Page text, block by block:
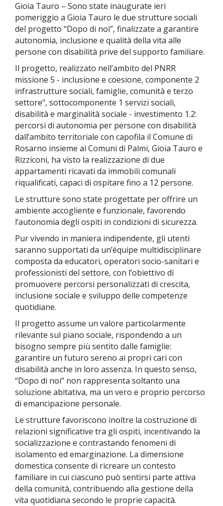
Gioia Tauro – Sono state inaugurate ieri
pomeriggio a Gioia Tauro le due strutture sociali
del progetto “Dopo di noi”, finalizzate a garantire
autonomia, inclusione e qualità della vita alle
persone con disabilità prive del supporto familiare.
Il progetto, realizzato nell’ambito del PNRR
missione 5 - inclusione e coesione, componente 2
infrastrutture sociali, famiglie, comunità e terzo
settore", sottocomponente 1 servizi sociali,
disabilità e marginalità sociale - investimento 1.2:
percorsi di autonomia per persone con disabilità
dall’ambito territoriale con capofila il Comune di
Rosarno insieme ai Comuni di Palmi, Gioia Tauro e
Rizziconi, ha visto la realizzazione di due
appartamenti ricavati da immobili comunali
riqualificati, capaci di ospitare fino a 12 persone.
Le strutture sono state progettate per offrire un
ambiente accogliente e funzionale, favorendo
l’autonomia degli ospiti in condizioni di sicurezza.
Pur vivendo in maniera indipendente, gli utenti
saranno supportati da un’équipe multidisciplinare
composta da educatori, operatori socio-sanitari e
professionisti del settore, con l’obiettivo di
promuovere percorsi personalizzati di crescita,
inclusione sociale e sviluppo delle competenze
quotidiane.
Il progetto assume un valore particolarmente
rilevante sul piano sociale, rispondendo a un
bisogno sempre più sentito dalle famiglie:
garantire un futuro sereno ai propri cari con
disabilità anche in loro assenza. In questo senso,
“Dopo di noi” non rappresenta soltanto una
soluzione abitativa, ma un vero e proprio percorso
di emancipazione personale.
Le strutture favoriscono inoltre la costruzione di
relazioni significative tra gli ospiti, incentivando la
socializzazione e contrastando fenomeni di
isolamento ed emarginazione. La dimensione
domestica consente di ricreare un contesto
familiare in cui ciascuno può sentirsi parte attiva
della comunità, contribuendo alla gestione della
vita quotidiana secondo le proprie capacità.